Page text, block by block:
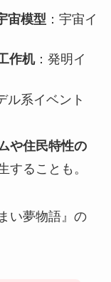
宙模型 ：宇宙イ
作机：発明イ
ル系イベント
や住民特性の
することも。
い夢物語』の